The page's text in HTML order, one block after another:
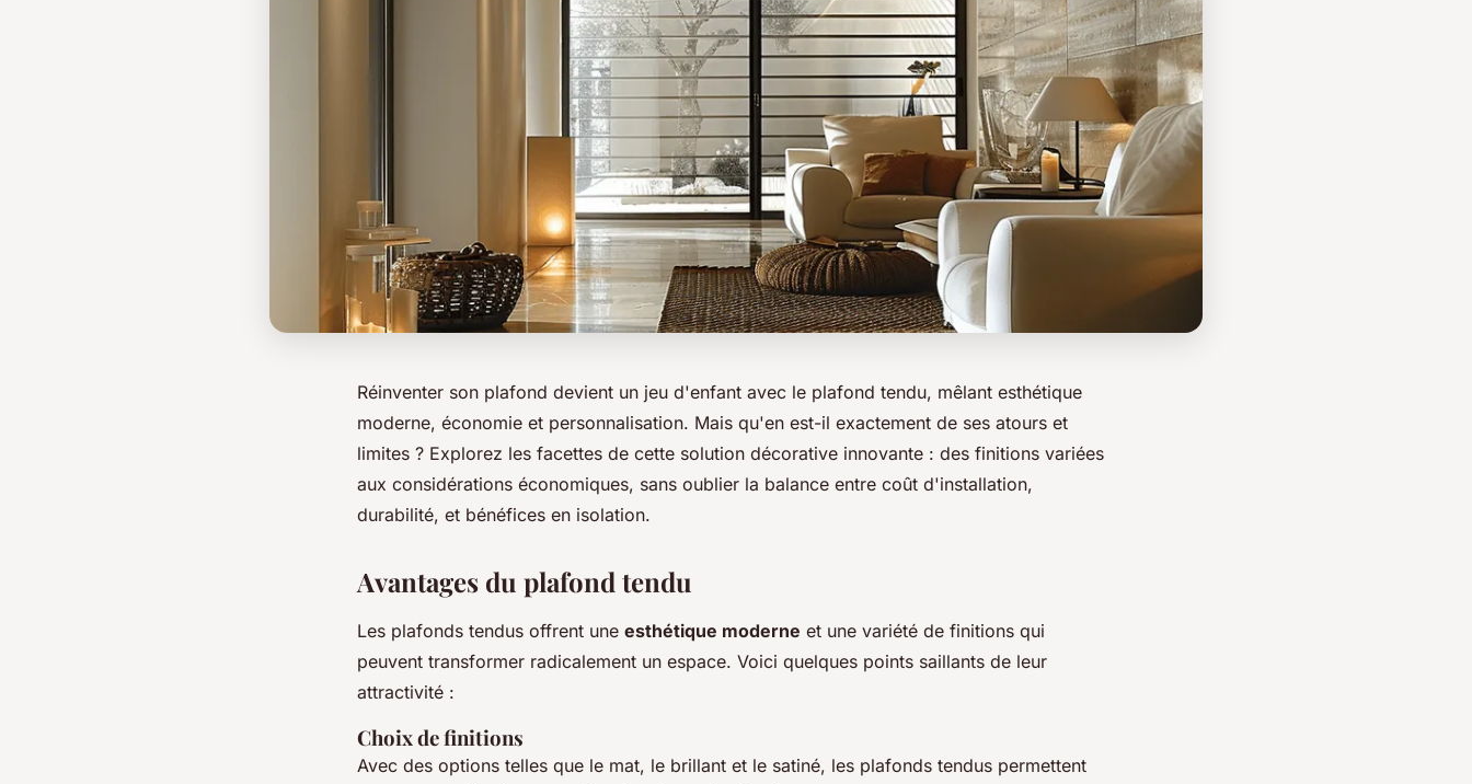
Réinventer son plafond devient un jeu d'enfant avec le plafond tendu, mêlant esthétique
moderne, économie et personnalisation. Mais qu'en est-il exactement de ses atours et
limites ? Explorez les facettes de cette solution décorative innovante : des finitions variées
aux considérations économiques, sans oublier la balance entre coût d'installation,
durabilité, et bénéfices en isolation.
Avantages du plafond tendu
Les plafonds tendus offrent une esthétique moderne et une variété de finitions qui
peuvent transformer radicalement un espace. Voici quelques points saillants de leur
attractivité :
Choix de finitions
Avec des options telles que le mat, le brillant et le satiné, les plafonds tendus permettent